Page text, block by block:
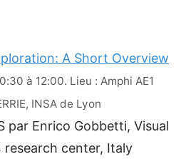
A Short Overview
à 12:00. Lieu : Amphi AE1
INSA de Lyon
par Enrico Gobbetti, Visual
research center, Italy